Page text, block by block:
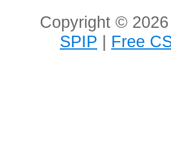
Copyright ©
SPIP | Free